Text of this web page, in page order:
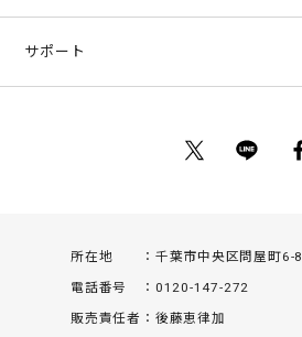
お支払い方法、配送について
返品について
サポート
所在地
千葉市中央区問屋町6-8
電話番号
0120-147-272
販売責任者
後藤恵律加